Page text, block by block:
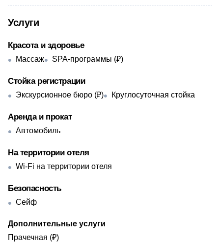
Услуги
Красота и здоровье
Массаж SPA-программы (₽)
Стойка регистрации
Экскурсионное бюро (₽) Круглосуточная стойка
Аренда и прокат
Автомобиль
На территории отеля
Wi-Fi на территории отеля
Безопасность
Сейф
Дополнительные услуги
Прачечная (₽)